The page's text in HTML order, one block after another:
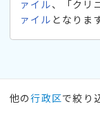
ァイル、「クリ
ァイル となりま
他の行政区で絞り